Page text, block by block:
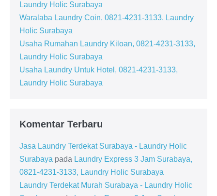
Laundry Holic Surabaya
Waralaba Laundry Coin, 0821-4231-3133, Laundry
Holic Surabaya
Usaha Rumahan Laundry Kiloan, 0821-4231-3133,
Laundry Holic Surabaya
Usaha Laundry Untuk Hotel, 0821-4231-3133,
Laundry Holic Surabaya
Komentar Terbaru
Jasa Laundry Terdekat Surabaya - Laundry Holic
Surabaya pada Laundry Express 3 Jam Surabaya,
0821-4231-3133, Laundry Holic Surabaya
Laundry Terdekat Murah Surabaya - Laundry Holic